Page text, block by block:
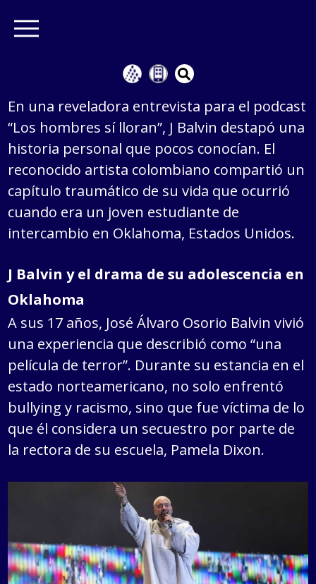
En una reveladora entrevista para el podcast
“Los hombres sí lloran”, J Balvin destapó una
historia personal que pocos conocían. El
reconocido artista colombiano compartió un
capítulo traumático de su vida que ocurrió
cuando era un joven estudiante de
intercambio en Oklahoma, Estados Unidos.
J Balvin y el drama de su adolescencia en
Oklahoma
A sus 17 años, José Álvaro Osorio Balvin vivió
una experiencia que describió como “una
película de terror”. Durante su estancia en el
estado norteamericano, no solo enfrentó
bullying y racismo, sino que fue víctima de lo
que él considera un secuestro por parte de
la rectora de su escuela, Pamela Dixon.